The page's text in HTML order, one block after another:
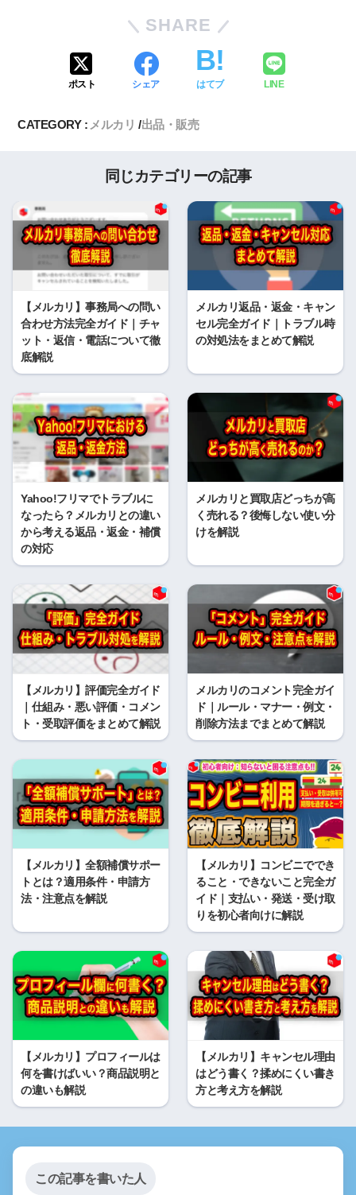
SHARE
ポスト シェア はてブ LINE
CATEGORY : メルカリ 出品・販売
同じカテゴリーの記事
【メルカリ】事務局への問い
合わせ方法完全ガイド｜チャ
ット・返信・電話について徹
底解説
メルカリ返品・返金・キャン
セル完全ガイド｜トラブル時
の対処法をまとめて解説
Yahoo!フリマでトラブルに
なったら？メルカリとの違い
から考える返品・返金・補償
の対応
メルカリと買取店どっちが高
く売れる？後悔しない使い分
けを解説
【メルカリ】評価完全ガイド
｜仕組み・悪い評価・コメン
ト・受取評価をまとめて解説
メルカリのコメント完全ガイ
ド｜ルール・マナー・例文・
削除方法までまとめて解説
【メルカリ】全額補償サポー
トとは？適用条件・申請方
法・注意点を解説
【メルカリ】コンビニででき
ること・できないこと完全ガ
イド｜支払い・発送・受け取
りを初心者向けに解説
【メルカリ】プロフィールは
何を書けばいい？商品説明と
の違いも解説
【メルカリ】キャンセル理由
はどう書く？揉めにくい書き
方と考え方を解説
この記事を書いた人